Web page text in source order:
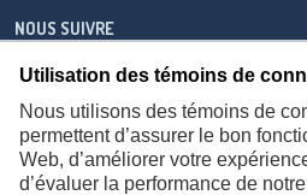
Utilisation des témoins de
Nous utilisons des témoins de
permettent d’assurer le bon
Web, d’améliorer votre
d’évaluer la performance de
NOUS SUIVRE
À propos Accessibilité Plan du